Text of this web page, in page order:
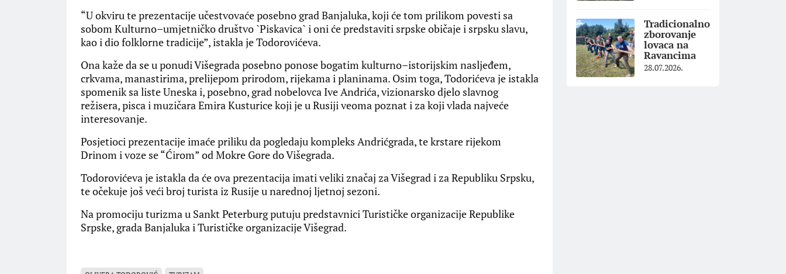
“U okviru te prezentacije učestvovaće posebno grad Banjaluka, koji će tom prilikom povesti sa
sobom Kulturno–umjetničko društvo `Piskavica` i oni će predstaviti srpske običaje i srpsku slavu,
kao i dio folklorne tradicije”, istakla je Todorovićeva.
Ona kaže da se u ponudi Višegrada posebno ponose bogatim kulturno–istorijskim nasljeđem,
crkvama, manastirima, prelijepom prirodom, rijekama i planinama. Osim toga, Todorićeva je istakla
spomenik sa liste Uneska i, posebno, grad nobelovca Ive Andrića, vizionarsko djelo slavnog
režisera, pisca i muzičara Emira Kusturice koji je u Rusiji veoma poznat i za koji vlada najveće
interesovanje.
Posjetioci prezentacije imaće priliku da pogledaju kompleks Andrićgrada, te krstare rijekom
Drinom i voze se “Ćirom” od Mokre Gore do Višegrada.
Todorovićeva je istakla da će ova prezentacija imati veliki značaj za Višegrad i za Republiku Srpsku,
te očekuje još veći broj turista iz Rusije u narednoj ljetnoj sezoni.
Na promociju turizma u Sankt Peterburg putuju predstavnici Turističke organizacije Republike
Srpske, grada Banjaluka i Turističke organizacije Višegrad.
Tradicionalno
zborovanje
lovaca na
Ravancima
28.07.2026.